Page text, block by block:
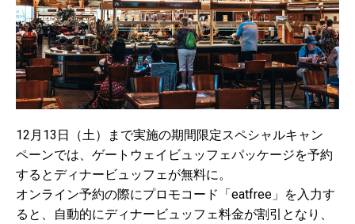
12月13日（土）まで実施の期間限定スペシャルキャン
ペーンでは、ゲートウェイビュッフェパッケージを予約
するとディナービュッフェが無料に。
オンライン予約の際にプロモコード「eatfree」を入力す
ると、自動的にディナービュッフェ料金が割引となり、